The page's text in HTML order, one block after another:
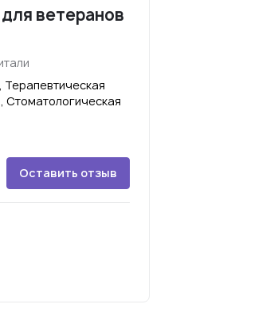
ветеранов
Стоматологическая
Оставить отзыв